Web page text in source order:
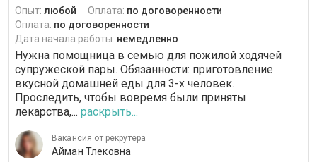
Опыт: любой Оплата: по договоренности
Оплата: по договоренности
Дата начала работы: немедленно
Нужна помощница в семью для пожилой ходячей
супружеской пары. Обязанности: приготовление
вкусной домашней еды для 3-х человек.
Проследить, чтобы вовремя были приняты
лекарства,... раскрыть...
Вакансия от рекрутера
Айман Тлековна